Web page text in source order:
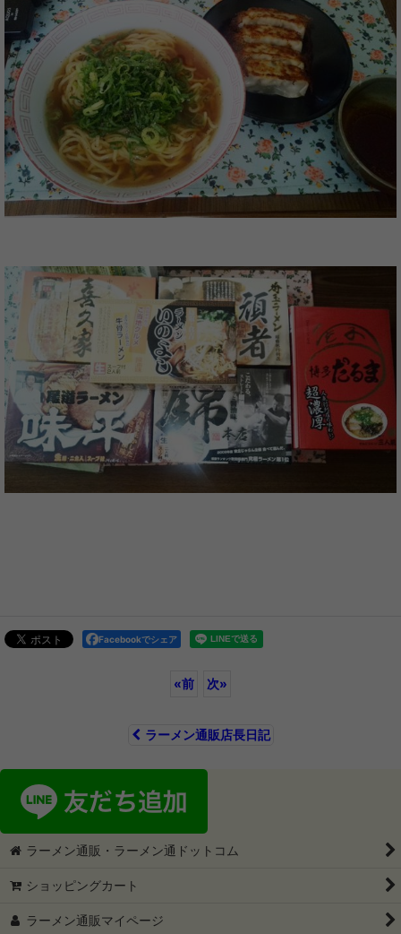
Facebookでシェア
«前 次»
ラーメン通販店長日記
ラーメン通販・ラーメン通ドットコム
ショッピングカート
ラーメン通販マイページ